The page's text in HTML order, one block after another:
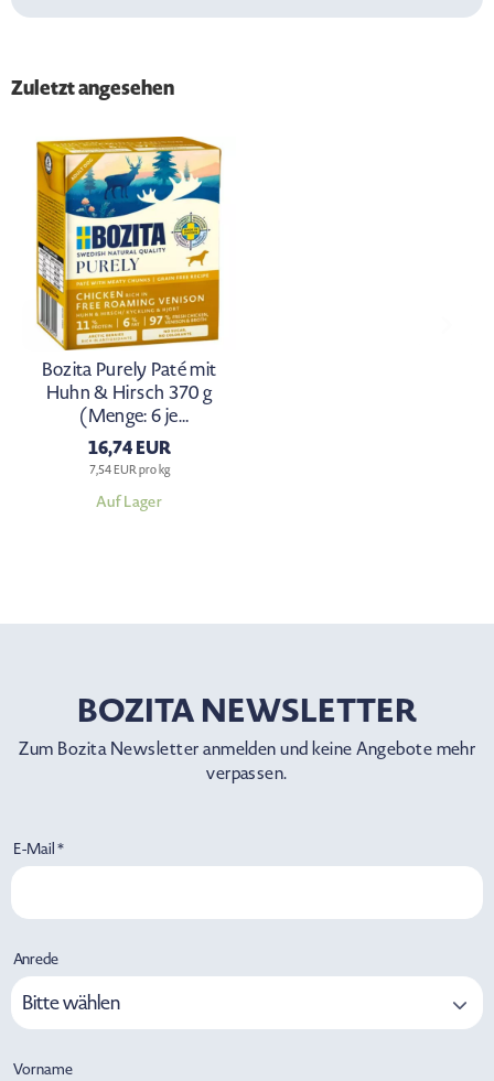
Zuletzt angesehen
Bozita Purely Paté mit
Huhn & Hirsch 370 g
(Menge: 6 je
Bestelleinheit)
16,74 EUR
7,54 EUR pro kg
Auf Lager
BOZITA NEWSLETTER
Zum Bozita Newsletter anmelden und keine Angebote mehr
verpassen.
E-Mail *
Anrede
Bitte wählen
Vorname